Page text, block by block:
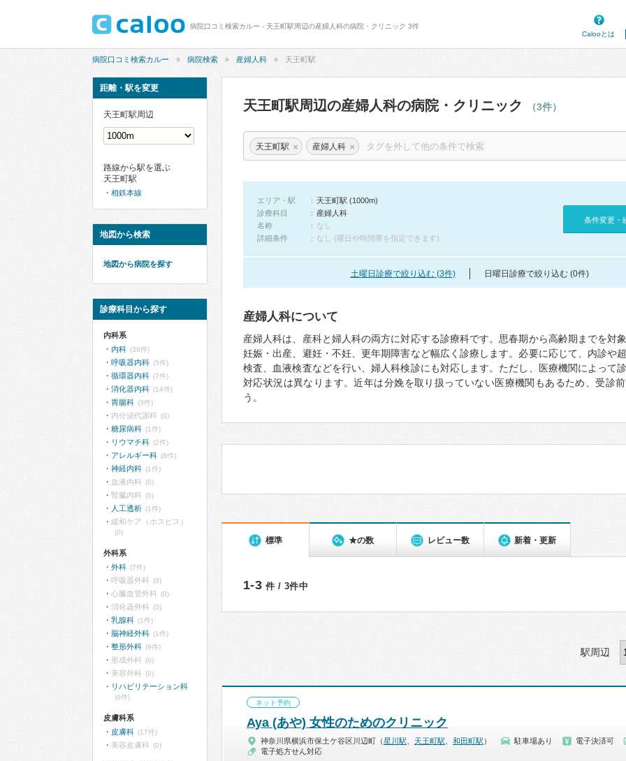
病院口コミ検索カルー - 天王町駅周辺の産婦人科の病院・クリニック 3件
Calooとは
病院口コミ検索カルー 病院検索 産婦人科 天王町駅
天王町駅周辺の産婦人科の病院・クリニック （3件）
天王町駅 × 産婦人科 ×
エリア・駅
天王町駅 (1000m)
診療科目
産婦人科
名称
なし
詳細条件
なし (曜日や時間帯を指定できます)
条件変更・
土曜日診療で絞り込む (3件) 日曜日診療で絞り込む (0件)
産婦人科について
産婦人科は、産科と婦人科の両方に対応する診療科です。思春期から高齢期までを対
妊娠・出産、避妊・不妊、更年期障害など幅広く診療します。必要に応じて、内診や
検査、血液検査などを行い、婦人科検診にも対応します。ただし、医療機関によって
対応状況は異なります。近年は分娩を取り扱っていない医療機関もあるため、受診
う。
標準 ★の数 レビュー数 新着・更新
1-3 件 / 3件中
駅周辺
ネット予約
Aya (あや) 女性のためのクリニック
神奈川県横浜市保土ケ谷区川辺町（星川駅 天王町駅 和田町駅 ） 駐車場あり
電子決済可
電子処方せん対応
距離・駅を変更
天王町駅周辺
路線から駅を選ぶ
天王町駅
相鉄本線
地図から検索
地図から病院を探す
診療科目から探す
内科系
内科 (38件)
呼吸器内科 (5件)
循環器内科 (7件)
消化器内科 (14件)
胃腸科 (3件)
内分泌代謝科 (0)
糖尿病科 (1件)
リウマチ科 (2件)
アレルギー科 (8件)
神経内科 (1件)
血液内科 (0)
腎臓内科 (0)
人工透析 (1件)
緩和ケア（ホスピス）
(0)
外科系
外科 (7件)
呼吸器外科 (0)
心臓血管外科 (0)
消化器外科 (0)
乳腺科 (1件)
脳神経外科 (1件)
整形外科 (9件)
形成外科 (0)
美容外科 (0)
リハビリテーション科
(6件)
皮膚科系
皮膚科 (17件)
美容皮膚科 (0)